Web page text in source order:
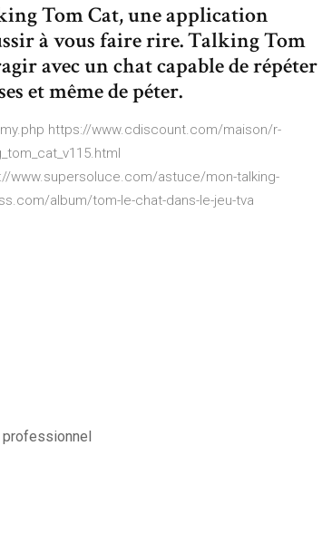
Tom Cat, une application
à vous faire rire. Talking Tom
avec un chat capable de répéter
et même de péter.
https://www.cdiscount.com/maison/r-
www.supersoluce.com/astuce/mon-talking-
album/tom-le-chat-dans-le-jeu-tva
professionnel